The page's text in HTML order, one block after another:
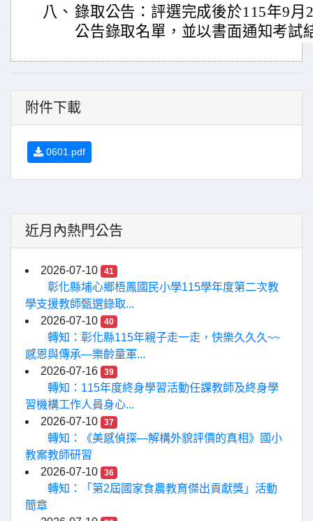
八、 錄取公告：評選完成後於115年9月
公告錄取名單，並以書面通知考試
附件下載
0601.pdf
近月內熱門公告
2026-07-10 41
彰化縣埔心鄉梧鳳國民小學115學年度第二次教
學支援教師甄選錄取...
2026-07-10
40
轉知：彰化縣115年親子走一走，快樂久久久~~
感恩與傳承—樂齡童軍...
2026-07-16
39
轉知：115年度終身學習活動任課教師及終身學
習機構工作人員身心...
2026-07-10
37
轉知：《美感偵探—解構外貌評價的真相》國小
教案教師研習
2026-07-10
36
轉知：「第2屆國家食農教育傑出貢獻獎」活動
簡章